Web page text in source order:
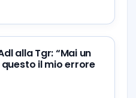
Adl alla Tgr: “Mai un
il mio errore